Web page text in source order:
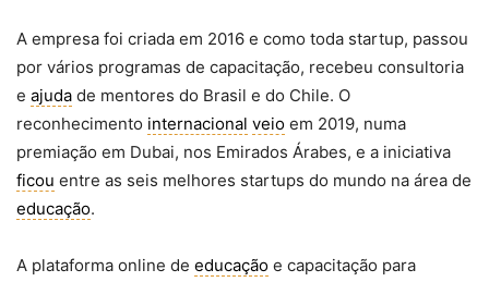
A empresa foi criada em 2016 e como toda startup, passou
por vários programas de capacitação, recebeu consultoria
e ajuda de mentores do Brasil e do Chile. O
reconhecimento internacional veio em 2019, numa
premiação em Dubai, nos Emirados Árabes, e a iniciativa
ficou entre as seis melhores startups do mundo na área de
educação.
A plataforma online de educação e capacitação para